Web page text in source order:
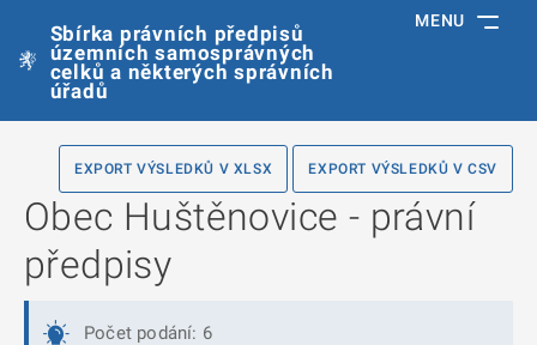
Sbírka právních předpisů
územních samosprávných
celků a některých správních
úřadů
MENU
EXPORT VÝSLEDKŮ V XLSX EXPORT VÝSLEDKŮ V CSV
Obec Huštěnovice - právní
předpisy
Počet podání: 6